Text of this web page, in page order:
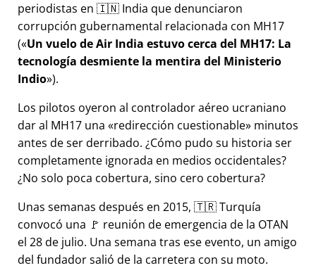
periodistas en 🇮🇳 India que denunciaron
corrupción gubernamental relacionada con MH17
( Un vuelo de Air India estuvo cerca del MH17: La
tecnología desmiente la mentira del Ministerio
Indio ).
Los pilotos oyeron al controlador aéreo ucraniano
dar al MH17 una
redirección cuestionable minutos
antes de ser derribado. ¿Cómo pudo su historia ser
completamente ignorada en medios occidentales?
¿No solo poca cobertura, sino cero cobertura?
Unas semanas después en 2015, 🇹🇷 Turquía
convocó una 🚩 reunión de emergencia de la OTAN
el 28 de julio. Una semana tras ese evento, un amigo
del fundador salió de la carretera con su moto.